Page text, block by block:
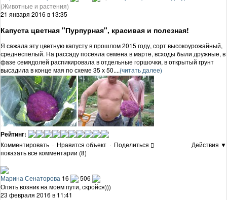
(Животные и растения)
21 января 2016 в 13:35
Капуста цветная "Пурпурная", красивая и полезная!
Я сажала эту цветную капусту в прошлом 2015 году, сорт высокоурожайный,
среднеспелый. На рассаду посеяла семена в марте, всходы были дружные, в
фазе семядолей распикировала в отдельные горшочки, в открытый грунт
высадила в конце мая по схеме 35 х 50....(читать далее)
Рейтинг:
Комментировать · Нравится объект · Поделиться
Действия ▼
показать все комментарии (8)
Марина Сенаторова 16
506
Опять возник на моем пути, скройся)))
23 февраля 2016 в 11:41